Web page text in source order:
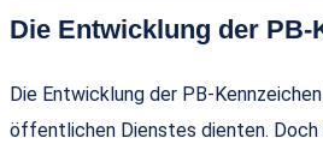
Die Entwicklung der PB-
Die Entwicklung der PB-
öffentlichen Dienstes dienten. Doch